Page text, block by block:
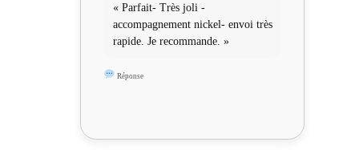
« Parfait- Très joli -
accompagnement nickel- envoi très
rapide. Je recommande. »
Réponse